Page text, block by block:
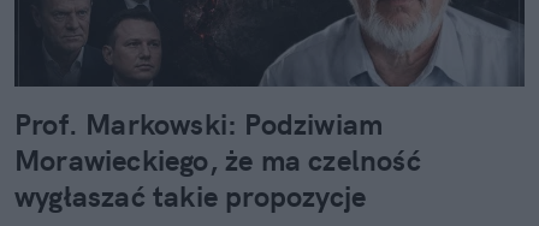
Prof. Markowski: Podziwiam
Morawieckiego, że ma czelność
wygłaszać takie propozycje